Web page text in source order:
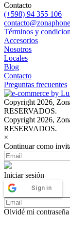
Contacto
(+598) 94 355 106
Términos y
Accesorios
Nosotros
Locales
Blog
Contacto
Preguntas frecuentes
Copyright 2026,
RESERVADOS.
Copyright 2026,
RESERVADOS.
×
Continuar como
Iniciar sesión
Sign in
Olvidé mi contraseña